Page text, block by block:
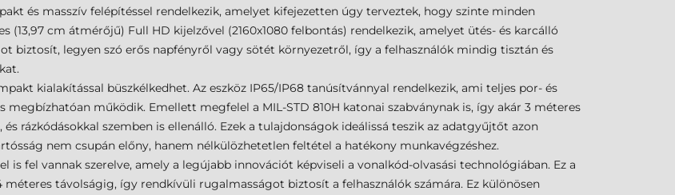
és masszív felépítéssel rendelkezik, amelyet kifejezetten úgy terveztek, hogy szinte minden
(13,97 cm átmérőjű) Full HD kijelzővel (2160x1080 felbontás) rendelkezik, amelyet ütés- és karcálló
biztosít, legyen szó erős napfényről vagy sötét környezetről, így a felhasználók mindig tisztán és
kialakítással büszkélkedhet. Az eszköz IP65/IP68 tanúsítvánnyal rendelkezik, ami teljes por- és
működik. Emellett megfelel a MIL-STD 810H katonai szabványnak is, így akár 3 méteres
rázkódásokkal szemben is ellenálló. Ezek a tulajdonságok ideálissá teszik az adatgyűjtőt azon
nem csupán előny, hanem nélkülözhetetlen feltétel a hatékony munkavégzéshez.
is fel vannak szerelve, amely a legújabb innovációt képviseli a vonalkód-olvasási technológiában. Ez a
távolságig, így rendkívüli rugalmasságot biztosít a felhasználók számára. Ez különösen